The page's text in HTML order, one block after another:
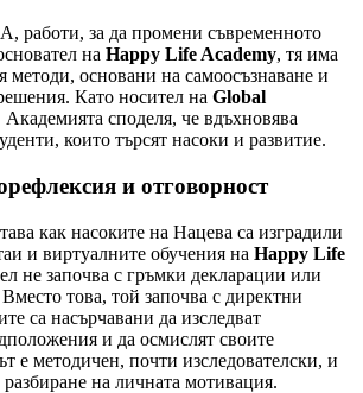
работи, за да промени съвременното
на Happy Life Academy, тя има
методи, основани на самоосъзнаване и
Като носител на Global
Академията споделя, че вдъхновява
които търсят насоки и развитие.
и отговорност
как насоките на Нацева са изградили
и виртуалните обучения на Happy Life
не започва с гръмки декларации или
това, той започва с директни
са насърчавани да изследват
и да осмислят своите
е методичен, почти изследователски, и
на личната мотивация.